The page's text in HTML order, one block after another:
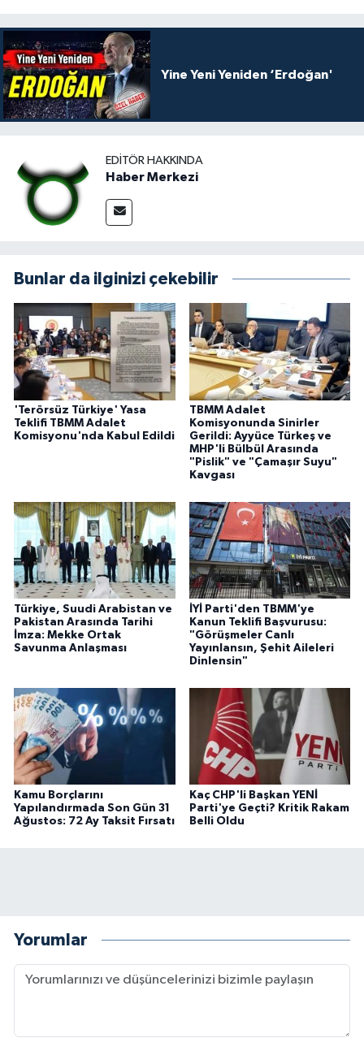
Yine Yeni Yeniden ‘Erdoğan'
EDITÖR HAKKINDA
Haber Merkezi
Bunlar da ilginizi çekebilir
'Terörsüz Türkiye' Yasa
Teklifi TBMM Adalet
Komisyonu'nda Kabul Edildi
TBMM Adalet
Komisyonunda Sinirler
Gerildi: Ayyüce Türkeş ve
MHP'li Bülbül Arasında
"Pislik" ve "Çamaşır Suyu"
Kavgası
Türkiye, Suudi Arabistan ve
Pakistan Arasında Tarihi
İmza: Mekke Ortak
Savunma Anlaşması
İYİ Parti'den TBMM'ye
Kanun Teklifi Başvurusu:
"Görüşmeler Canlı
Yayınlansın, Şehit Aileleri
Dinlensin"
Kamu Borçlarını
Yapılandırmada Son Gün 31
Ağustos: 72 Ay Taksit Fırsatı
Kaç CHP'li Başkan YENİ
Parti'ye Geçti? Kritik Rakam
Belli Oldu
Yorumlar